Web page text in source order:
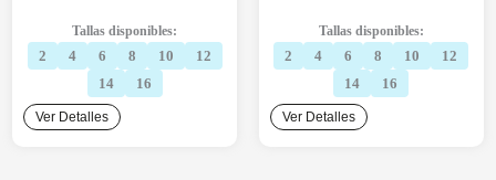
era:
S/35.00.
es:
S/27.90.
Tallas disponibles:
2 4 6 8 10
12
14
16
Ver Detalles
era:
S/35.00.
es:
S/27.90.
Tallas disponibles:
2 4 6 8 10
12
14
16
Ver Detalles